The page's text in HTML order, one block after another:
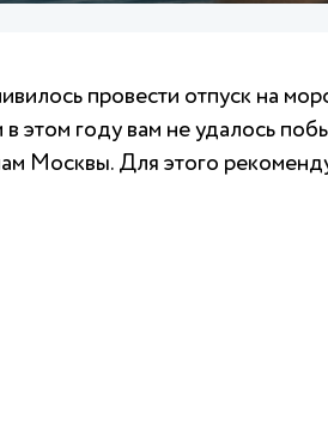
провести отпуск на
году вам не удалось
Москвы. Для этого